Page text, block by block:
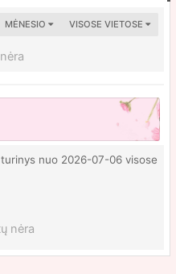
VISOSE VIETOSE
MĖNESIO
nuo 2026-07-06 visose
nėra